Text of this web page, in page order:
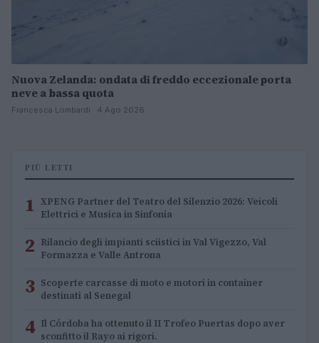
Nuova Zelanda: ondata di freddo eccezionale porta
neve a bassa quota
Francesca Lombardi · 4 Ago 2026
PIÙ LETTI
1 XPENG Partner del Teatro del Silenzio 2026: Veicoli
Elettrici e Musica in Sinfonia
2 Rilancio degli impianti sciistici in Val Vigezzo, Val
Formazza e Valle Antrona
3 Scoperte carcasse di moto e motori in container
destinati al Senegal
4 Il Córdoba ha ottenuto il II Trofeo Puertas dopo aver
sconfitto il Rayo ai rigori.